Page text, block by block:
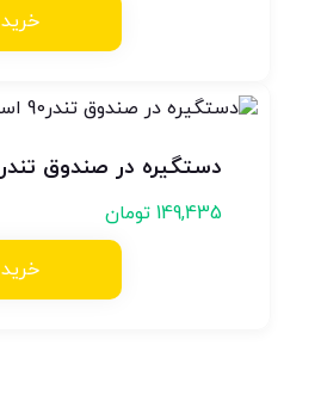
خرید
دستگیره در صندوق تندر90 استیل
149,435 تومان
خرید